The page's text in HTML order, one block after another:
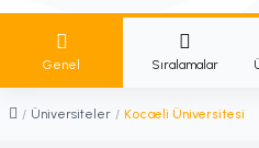
Genel Sıralamalar
/ Üniversiteler / Kocaeli Üniversitesi